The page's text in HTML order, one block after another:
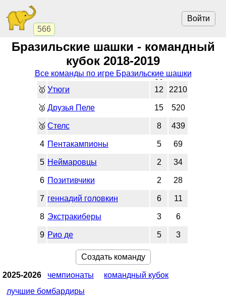
566
Войти
Бразильские шашки - командный
кубок 2018-2019
Все команды по игре Бразильские шашки
🥇 Утюги 12 2210
🥈 Друзья Пеле 15 520
🥉 Стелс 8 439
4 Пентакампионы 5 69
5 Неймаровцы 2 34
6 Позитивчики 2 28
7 геннадий головкин 6 11
8 Экстракиберы 3 6
9 Рио де 5 3
Создать команду
2025-2026 чемпионаты
командный кубок
лучшие бомбардиры